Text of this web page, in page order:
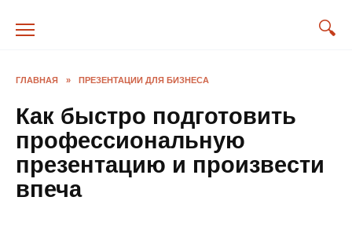
ГЛАВНАЯ » ПРЕЗЕНТАЦИИ ДЛЯ БИЗНЕСА
Как быстро подготовить
профессиональную
презентацию и произвести
впеча